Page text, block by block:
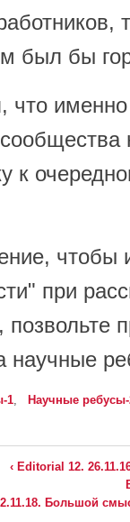
был бы
что
к
чтобы
при
позвольте
научные
1
Научные
‹ Editorial 12.
Большой